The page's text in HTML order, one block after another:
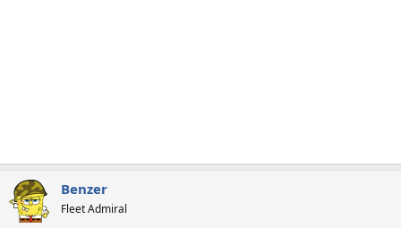
Benzer
Fleet Admiral